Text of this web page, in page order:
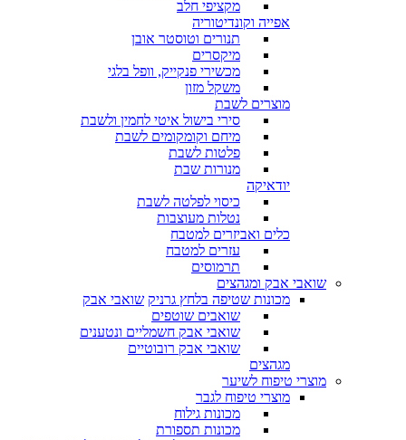
מקציפי חלב
אפייה וקונדיטוריה
תנורים וטוסטר אובן
מיקסרים
מכשירי פנקייק, וופל בלגי
משקל מזון
מוצרים לשבת
סירי בישול איטי לחמין ולשבת
מיחם וקומקומים לשבת
פלטות לשבת
מנורות שבת
יודאיקה
כיסוי לפלטה לשבת
נטלות מעוצבות
כלים ואביזרים למטבח
עזרים למטבח
תרמוסים
שואבי אבק ומגהצים
מכונות שטיפה בלחץ גרניק שואבי אבק
שואבים שוטפים
שואבי אבק חשמליים ונטענים
שואבי אבק רובוטיים
מגהצים
מוצרי טיפוח לשיער
מוצרי טיפוח לגבר
מכונות גילוח
מכונות תספורת